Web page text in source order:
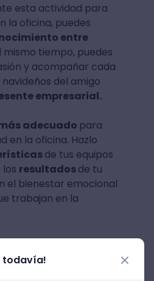
esta actividad para
la oficina, puedes
entre
mismo tiempo, puedes
y acompañar cada
del amigo
empresarial.
adecuado para
en la oficina. Hazlo
de tus equipos
resultadosde tu
el bienestar emocional
trabajan en la
puedes solicitarle
que incluya una
todavía!